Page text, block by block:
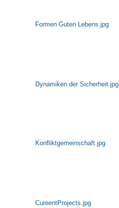
Formen Guten Lebens.jpg
Dynamiken der Sicherheit.jpg
Konfliktgemeinschaft.jpg
CureentProjects.jpg